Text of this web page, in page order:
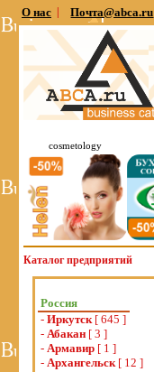
О нас Почта@abca.ru
cosmetology
Каталог предприятий
Россия
- Иркутск[ 645 ]
- Абакан [ 3 ]
- Армавир [ 1 ]
- Архангельск[ 12 ]